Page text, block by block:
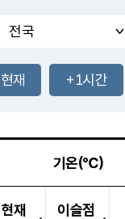
34.1
℃ -mm
현재 +1시간
기온(℃)
현재
이슬점